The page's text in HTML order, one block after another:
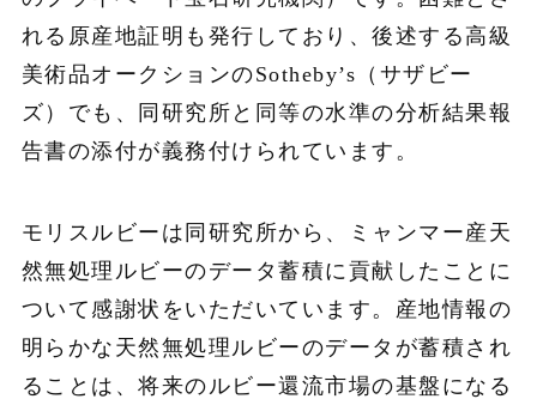
れる原産地証明も発行しており、後述する高級
美術品オークションのSotheby’s（サザビー
ズ）でも、同研究所と同等の水準の分析結果報
告書の添付が義務付けられています。
モリスルビーは同研究所から、ミャンマー産天
然無処理ルビーのデータ蓄積に貢献したことに
ついて感謝状をいただいています。産地情報の
明らかな天然無処理ルビーのデータが蓄積され
ることは、将来のルビー還流市場の基盤になる